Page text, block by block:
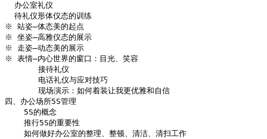
  办公室礼仪
  待礼仪形体仪态的训练
※ 站姿—体态美的起点
※ 坐姿—高雅仪态的展示
※ 走姿—动态美的展示
※ 表情—内心世界的窗口：目光、笑容
       接待礼仪
       电话礼仪与应对技巧
       现场演示：如何着装让我更优雅和自信
四、办公场所5S管理
    5S的概念
    推行5S的重要性
    如何做好办公室的整理、整顿、清洁、清扫工作